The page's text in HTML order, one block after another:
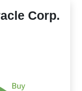
Corp.